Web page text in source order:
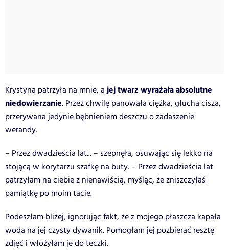
Krystyna patrzyła na mnie, ajej twarz wyrażała absolutne
niedowierzanie. Przez chwilę panowała ciężka, głucha cisza,
przerywana jedynie bębnieniem deszczu o zadaszenie
werandy.
– Przez dwadzieścia lat... – szepnęła, osuwając się lekko na
stojącą w korytarzu szafkę na buty. – Przez dwadzieścia lat
patrzyłam na ciebie z nienawiścią, myśląc, że zniszczyłaś
pamiątkę po moim tacie.
Podeszłam bliżej, ignorując fakt, że z mojego płaszcza kapała
woda na jej czysty dywanik. Pomogłam jej pozbierać resztę
zdjęć i włożyłam je do teczki.